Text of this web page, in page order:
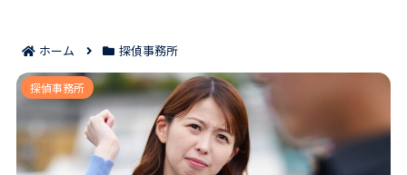
ホーム 探偵事務所
響Agentは弁護士が運営する浮気調査専門の探偵社？料
金や向く人まで依頼前に整理できる！
探偵事務所